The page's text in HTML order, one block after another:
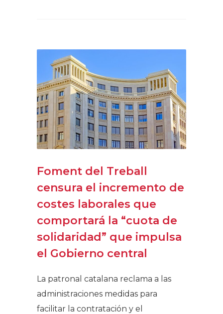
Foment del Treball
censura el incremento de
costes laborales que
comportará la “cuota de
solidaridad” que impulsa
el Gobierno central
La patronal catalana reclama a las
administraciones medidas para
facilitar la contratación y el